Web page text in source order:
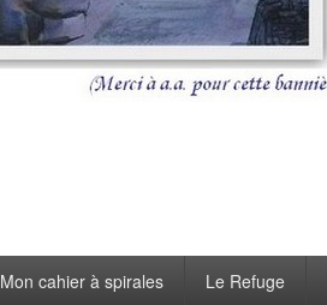
Mon cahier à spirales Le Refuge